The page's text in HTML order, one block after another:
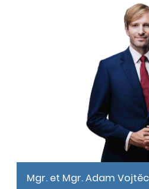
Mgr. et Mgr. Adam